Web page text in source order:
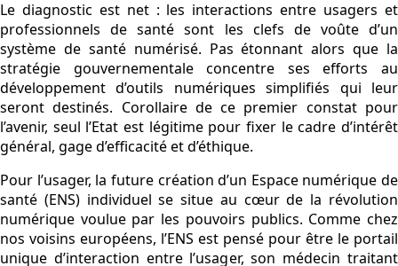
Le diagnostic est net : les interactions entre usagers et
professionnels de santé sont les clefs de voûte d’un
système de santé numérisé. Pas étonnant alors que la
stratégie gouvernementale concentre ses efforts au
développement d’outils numériques simplifiés qui leur
seront destinés. Corollaire de ce premier constat pour
l’avenir, seul l’Etat est légitime pour fixer le cadre d’intérêt
général, gage d’efficacité et d’éthique.
Pour l’usager, la future création d’un Espace numérique de
santé (ENS) individuel se situe au cœur de la révolution
numérique voulue par les pouvoirs publics. Comme chez
nos voisins européens, l’ENS est pensé pour être le portail
unique d’interaction entre l’usager, son médecin traitant